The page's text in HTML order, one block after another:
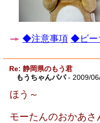
◆注意事項 ◆ビー
Re: 静岡県のもう君
もうちゃんパパ- 2009/
ほう～
モーたんのおかあ